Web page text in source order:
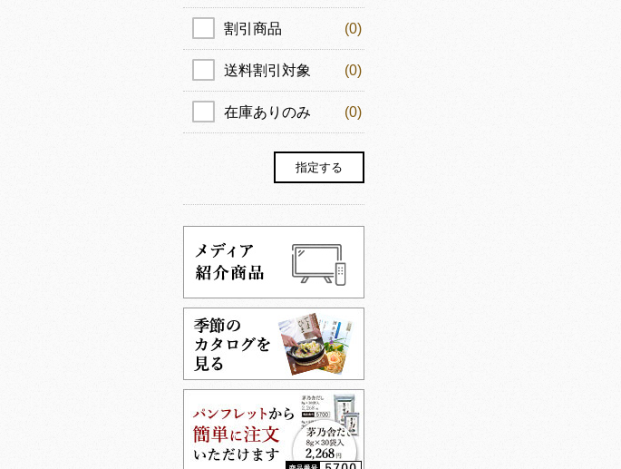
割引商品 (0)
送料割引対象 (0)
在庫ありのみ (0)